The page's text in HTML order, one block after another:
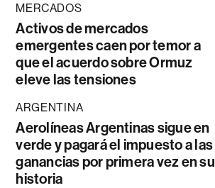
MERCADOS
Activos de mercados
emergentes caen por temor a
que el acuerdo sobre Ormuz
eleve las tensiones
ARGENTINA
Aerolíneas Argentinas sigue en
verde y pagará el impuesto a las
ganancias por primera vez en su
historia